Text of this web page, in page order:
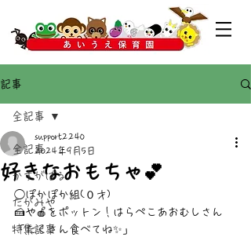
記事
全記事
かすがばる
たかみや
特集記事
全記事
好きなおもちゃ💕
support2240
2024年9月5日
◯ぽかぽか組(０才)
🍰や🍎をポットン！はらぺこあおむしさん
「たくさん食べてね✨」